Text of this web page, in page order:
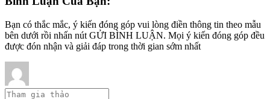
Bạn có thắc mắc, ý kiến đóng góp vui lòng điền thông tin theo mẫu
bên dưới rồi nhấn nút GỬI BÌNH LUẬN. Mọi ý kiến đóng góp đều
được đón nhận và giải đáp trong thời gian sớm nhất